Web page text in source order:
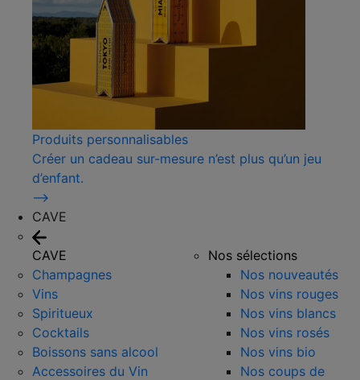
Produits personnalisables
Créer un cadeau sur-mesure n’est plus qu’un jeu
d’enfant.
⟶
CAVE
CAVE
Champagnes
Vins
Spiritueux
Cocktails
Boissons sans alcool
Accessoires du Vin
Nos sélections
Nos nouveautés
Nos vins rouges
Nos vins blancs
Nos vins rosés
Nos vins bio
Nos coups de